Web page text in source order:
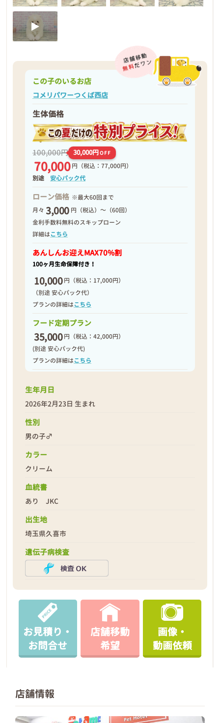
この子のいるお店
コメリパワーつくば西店
生体価格
100,000円 30,000円OFF
70,000 円 （税込：77,000円）
別途安心パック代
ローン価格 ※最大60回まで
月々 3,000 円（税込）～（60回）
金利手数料無料のスキップローン
詳細はこちら
あんしんお迎えMAX70%割
100ヶ月生命保障付き！
10,000 円 （税込：17,000円）
（別途 安心パック代）
プランの詳細はこちら
フード定期プラン
35,000 円 （税込：42,000円）
(別途 安心パック代)
プランの詳細はこちら
生年月日
2026年2月23日 生まれ
性別
男の子♂
カラー
クリーム
血統書
あり JKC
出生地
埼玉県久喜市
遺伝子病検査
お見積り・
お問合せ
店舗移動
希望
画像・
動画依頼
店舗情報